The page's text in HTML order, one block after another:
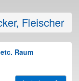
Fleischer
Raum